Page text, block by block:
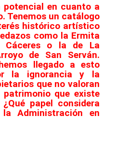
potencial en cuanto a
Tenemos un catálogo
histórico artístico
como la Ermita
Cáceres o la de La
de San Serván.
llegado a esto
la ignorancia y la
que no valoran
que existe
papel considera
Administración en